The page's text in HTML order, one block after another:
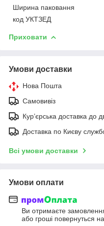
Ширина паковання
код УКТЗЕД
Приховати
Умови доставки
Нова Пошта
Самовивіз
Курʼєрська доставка до
Доставка по Києву
Всі умови доставки
Умови оплати
Ви отримаєте
або гроші повернуться